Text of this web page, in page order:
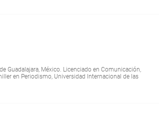
Guadalajara, México. Licenciado en Comunicación,
en Periodismo, Universidad Internacional de las